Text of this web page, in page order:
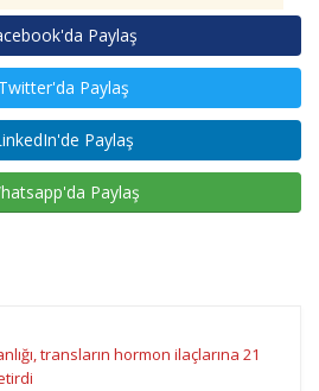
Paylaş
Twitter'da Paylaş
Paylaş
Paylaş
transların hormon ilaçlarına 21